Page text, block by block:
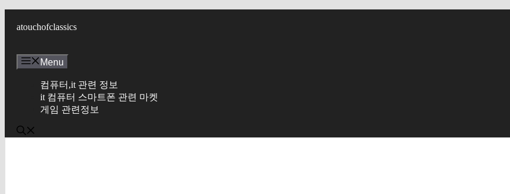
atouchofclassics
Menu
컴퓨터,it 관련 정보
it 컴퓨터 스마트폰 관련 마켓
게임 관련정보